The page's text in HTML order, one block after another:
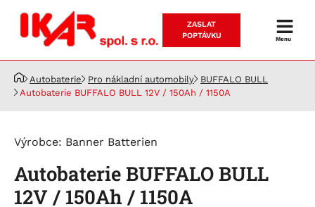
Prodej
servis
akumulátorů
ZASLAT
POPTÁVKU
Menu
Autobaterie Pro nákladní automobily
BUFFALO BULL
Autobaterie BUFFALO BULL 12V / 150Ah / 1150A
Výrobce: Banner Batterien
Autobaterie BUFFALO BULL
12V / 150Ah / 1150A